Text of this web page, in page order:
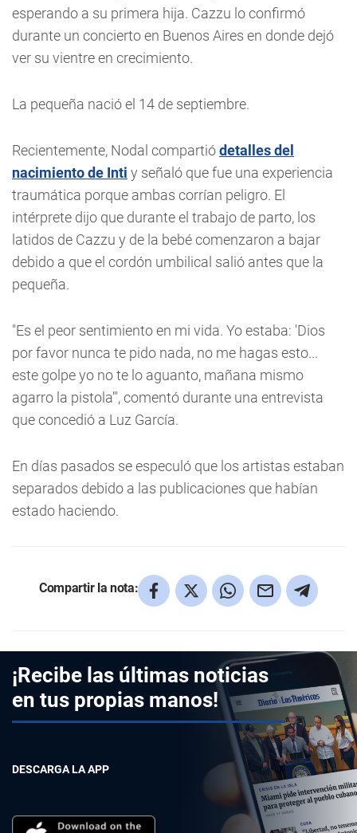
esperando a su primera hija. Cazzu lo confirmó
durante un concierto en Buenos Aires en donde dejó
ver su vientre en crecimiento.
La pequeña nació el 14 de septiembre.
Recientemente, Nodal compartiódetalles del
nacimiento de Inti y señaló que fue una experiencia
traumática porque ambas corrían peligro. El
intérprete dijo que durante el trabajo de parto, los
latidos de Cazzu y de la bebé comenzaron a bajar
debido a que el cordón umbilical salió antes que la
pequeña.
"Es el peor sentimiento en mi vida. Yo estaba: 'Dios
por favor nunca te pido nada, no me hagas esto...
este golpe yo no te lo aguanto, mañana mismo
agarro la pistola'", comentó durante una entrevista
que concedió a Luz García.
En días pasados se especuló que los artistas estaban
separados debido a las publicaciones que habían
estado haciendo.
Compartir la nota:
¡Recibe las últimas noticias
en tus propias manos!
DESCARGA LA APP